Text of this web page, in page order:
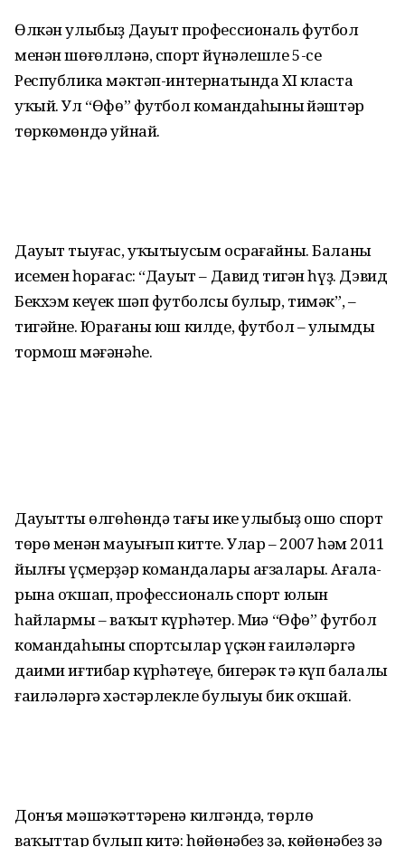
Өлкән улыбыҙ Дауыт профессиональ футбол
менән шө­ғөл­ләнә, спорт йүнәлешле 5-се
Республика мәктәп-интернатында ХI класта
уҡый. Ул “Өфө” футбол командаһының йәштәр
төркөмөндә уйнай.
Дауыт тыуғас, уҡытыусым осрағайны. Баланың
исемен һорағас: “Дауыт – Давид тигән һүҙ. Дэвид
Бекхэм кеүек шәп футболсы булыр, тимәк”, –
тигәйне. Юрағаны юш килде, футбол – улымдың
тормош мәғәнәһе.
Дауыттың өлгөһөндә тағы ике улыбыҙ ошо спорт
төрө менән мауығып китте. Улар – 2007 һәм 2011
йылғы үҫмерҙәр командалары ағзалары. Ағала­
рына оҡшап, профессиональ спорт юлын
һайлармы – ваҡыт күрһәтер. Миңә “Өфө” футбол
командаһының спортсылар үҫкән ғаиләләргә
даими иғтибар күрһәтеүе, бигерәк тә күп балалы
ғаиләләргә хәстәрлекле булыуы бик оҡшай.
Донъя мәшәҡәттәренә кил­гәндә, төрлө
ваҡыттар булып китә: һөйөнәбеҙ ҙә, көйөнәбеҙ ҙә